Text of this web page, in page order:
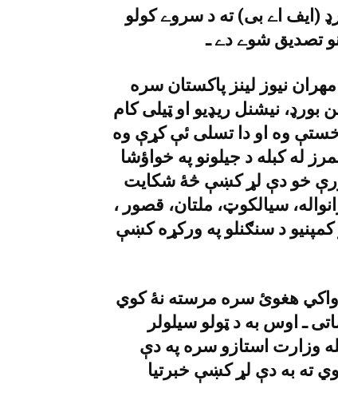
(ايف اے بى) ته د سروے کولو
نيوز لينز پاکستان سره
نيشنل ريډيو او ټيلى کام
وه او دا تسلى ئې کړې وه
له کبله د جيلونو په خواؤشا
خو دې لړ کښې څۀ شکايت
سيالکوټ، ملتان، قصور ،
د سنګنلو په ورکړه کښې
هغوئ سره مرسته نۀ کوي
ـ اوس به د ټولو سيلولر
وزارت استازو سره په دې
ته به دې لړ کښې خبرتيا